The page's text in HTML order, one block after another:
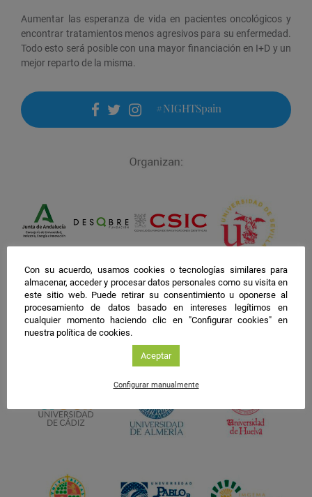
Aumentar las esperanza de vida en pacientes oncológicos y
encontrar tratamientos menos agresivos para su enfermedad.
Todo esto será posible con una mayor financiación en I+D y un
mejor reparto de la misma.
facebook
twitter
instagram
#NIGHTSpain
Con su acuerdo, usamos cookies o tecnologías similares para
almacenar, acceder y procesar datos personales como su visita en
este sitio web. Puede retirar su consentimiento u oponerse al
procesamiento de datos basado en intereses legítimos en
cualquier momento haciendo clic en "Configurar cookies" en
nuestra política de cookies.
Aceptar
Configurar manualmente